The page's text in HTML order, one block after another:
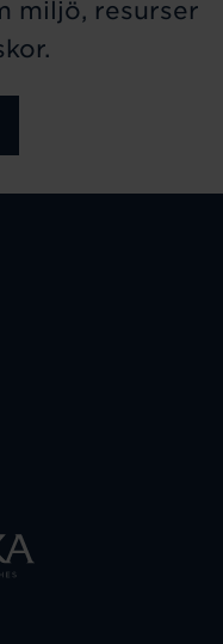
miljö, resurser